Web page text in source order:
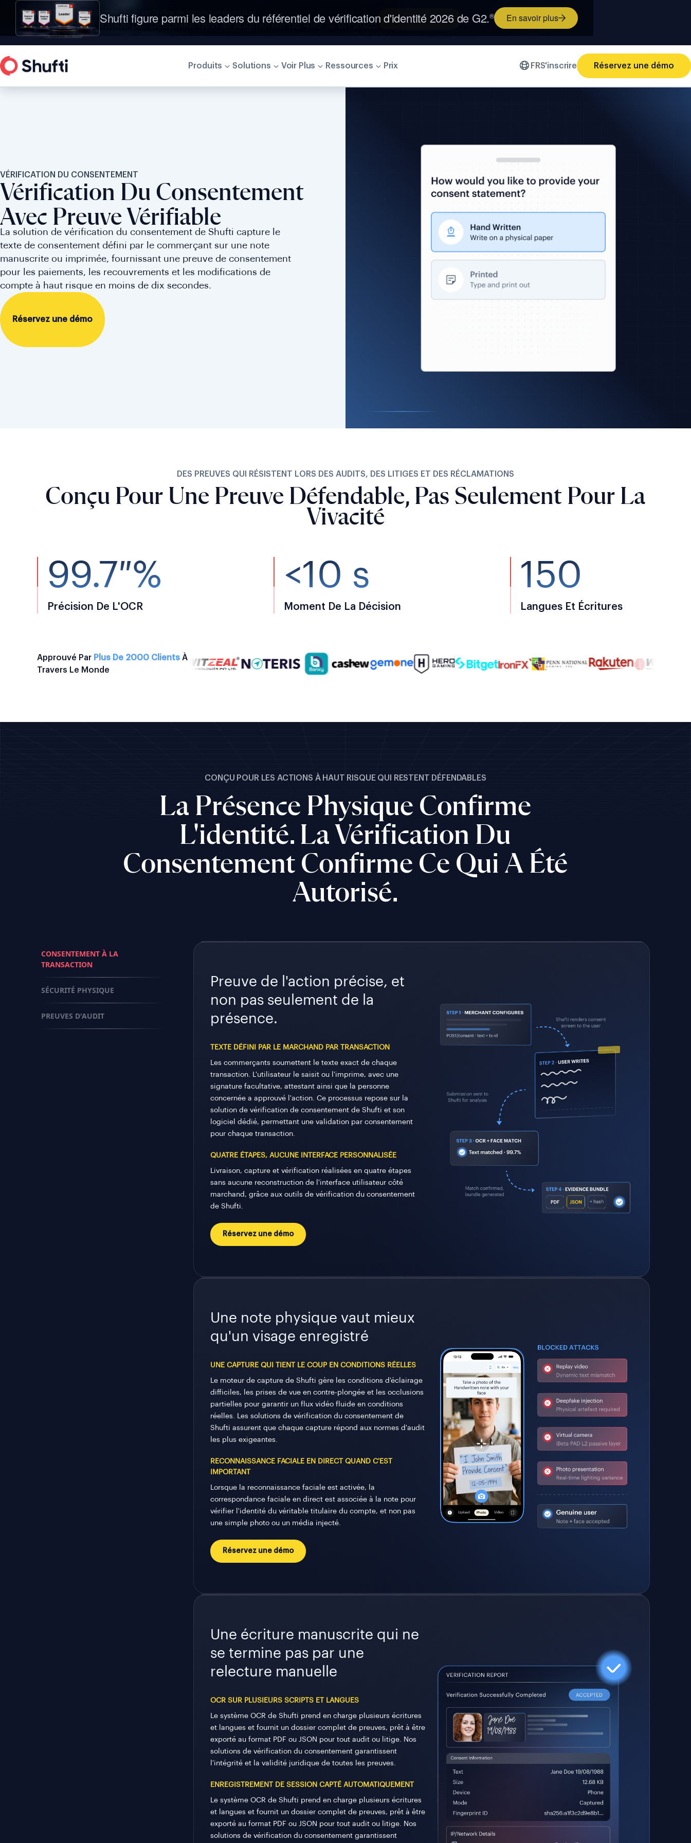
Shufti figure parmi les leaders du référentiel de vérification d'identité 2026 de G2.® En savoir plus
Produits Solutions Voir Plus Ressources Prix FRS'inscrire Réservez une démo
VÉRIFICATION DU CONSENTEMENT
Vérification Du Consentement
Avec Preuve Vérifiable
La solution de vérification du consentement de Shufti capture le
texte de consentement défini par le commerçant sur une note
manuscrite ou imprimée, fournissant une preuve de consentement
pour les paiements, les recouvrements et les modifications de
compte à haut risque en moins de dix secondes.
Réservez une démo
DES PREUVES QUI RÉSISTENT LORS DES AUDITS, DES LITIGES ET DES RÉCLAMATIONS
Conçu Pour Une Preuve Défendable, Pas Seulement Pour La
Vivacité
99.7 %
Précision De L'OCR
<10 s
Moment De La Décision
150
Langues Et Écritures
Approuvé Par Plus De 2000 ClientsÀ
Travers Le Monde
CONÇU POUR LES ACTIONS À HAUT RISQUE QUI RESTENT DÉFENDABLES
La Présence Physique Confirme
L'identité. La Vérification Du
Consentement Confirme Ce Qui A Été
Autorisé.
CONSENTEMENT À LA
TRANSACTION
SÉCURITÉ PHYSIQUE
PREUVES D'AUDIT
Preuve de l'action précise, et
non pas seulement de la
présence.
TEXTE DÉFINI PAR LE MARCHAND PAR TRANSACTION
Les commerçants soumettent le texte exact de chaque
transaction. L'utilisateur le saisit ou l'imprime, avec une
signature facultative, attestant ainsi que la personne
concernée a approuvé l'action. Ce processus repose sur la
solution de vérification de consentement de Shufti et son
logiciel dédié, permettant une validation par consentement
pour chaque transaction.
QUATRE ÉTAPES, AUCUNE INTERFACE PERSONNALISÉE
Livraison, capture et vérification réalisées en quatre étapes
sans aucune reconstruction de l'interface utilisateur côté
marchand, grâce aux outils de vérification du consentement
de Shufti.
Réservez une démo
Une note physique vaut mieux
qu'un visage enregistré
UNE CAPTURE QUI TIENT LE COUP EN CONDITIONS RÉELLES
Le moteur de capture de Shufti gère les conditions d'éclairage
difficiles, les prises de vue en contre-plongée et les occlusions
partielles pour garantir un flux vidéo fluide en conditions
réelles. Les solutions de vérification du consentement de
Shufti assurent que chaque capture répond aux normes d'audit
les plus exigeantes.
RECONNAISSANCE FACIALE EN DIRECT QUAND C'EST
IMPORTANT
Lorsque la reconnaissance faciale est activée, la
correspondance faciale en direct est associée à la note pour
vérifier l'identité du véritable titulaire du compte, et non pas
une simple photo ou un média injecté.
Réservez une démo
Une écriture manuscrite qui ne
se termine pas par une
relecture manuelle
OCR SUR PLUSIEURS SCRIPTS ET LANGUES
Le système OCR de Shufti prend en charge plusieurs écritures
et langues et fournit un dossier complet de preuves, prêt à être
exporté au format PDF ou JSON pour tout audit ou litige. Nos
solutions de vérification du consentement garantissent
l'intégrité et la validité juridique de toutes les preuves.
ENREGISTREMENT DE SESSION CAPTÉ AUTOMATIQUEMENT
Le système OCR de Shufti prend en charge plusieurs écritures
et langues et fournit un dossier complet de preuves, prêt à être
exporté au format PDF ou JSON pour tout audit ou litige. Nos
solutions de vérification du consentement garantissent